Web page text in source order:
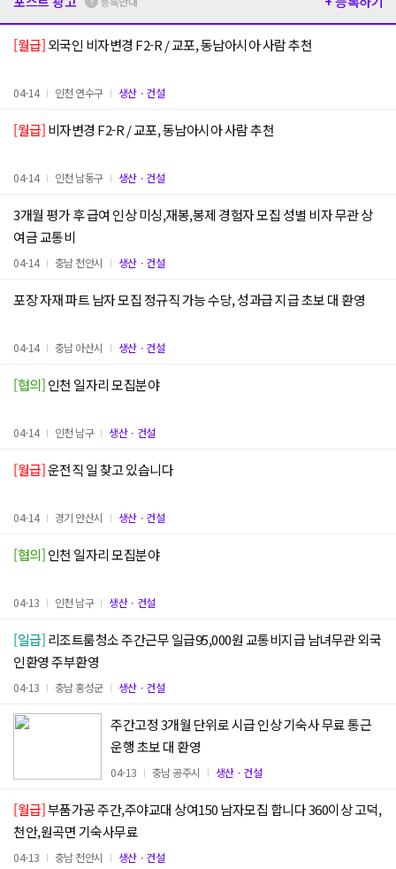
[월급]외국인 비자변경 F2-R / 교포, 동남아시아 사람 추천
04-14 인천 연수구 생산ㆍ건설
[월급]비자변경 F2-R / 교포, 동남아시아 사람 추천
04-14 인천 남동구 생산ㆍ건설
3개월 평가 후 급여 인상 미싱,재봉,봉제 경험자 모집 성별 비자 무관 상
여금 교통비
04-14 충남 천안시 생산ㆍ건설
포장 자재 파트 남자 모집 정규직 가능 수당, 성과급 지급 초보 대 환영
04-14 충남 아산시 생산ㆍ건설
[협의]인천 일자리 모집분야
04-14 인천 남구 생산ㆍ건설
[월급]운전직 일 찾고 있습니다
04-14 경기 안산시 생산ㆍ건설
[협의]인천 일자리 모집분야
04-13 인천 남구 생산ㆍ건설
[일급]
인환영 주부환영
04-13 충남 홍성군 생산ㆍ건설
주간고정 3개월 단위로 시급 인상 기숙사 무료 통근
운행 초보 대 환영
04-13 충남 공주시 생산ㆍ건설
[월급]
천안,원곡면 기숙사무료
04-13 충남 천안시 생산ㆍ건설